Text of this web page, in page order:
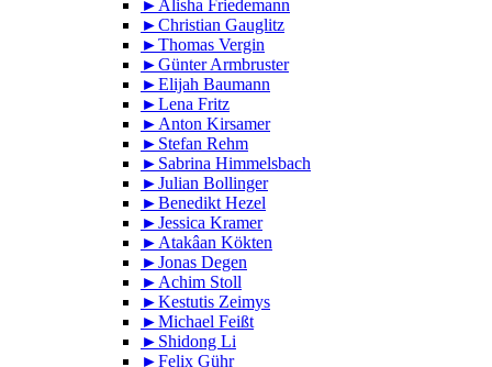
►Alisha Friedemann
►Christian Gauglitz
►Thomas Vergin
►Günter Armbruster
►Elijah Baumann
►Lena Fritz
►Anton Kirsamer
►Stefan Rehm
►Sabrina Himmelsbach
►Julian Bollinger
►Benedikt Hezel
►Jessica Kramer
►Atakâan Kökten
►Jonas Degen
►Achim Stoll
►Kestutis Zeimys
►Michael Feißt
►Shidong Li
►Felix Gühr